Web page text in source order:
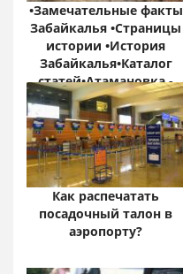
•Замечательные факты
Забайкалья •Страницы
истории •История
Забайкалья•Каталог
статей•Атамановка -
Онлайн•
Забайкальский край:
цифры и факты
Как распечатать
посадочный талон в
аэропорту?